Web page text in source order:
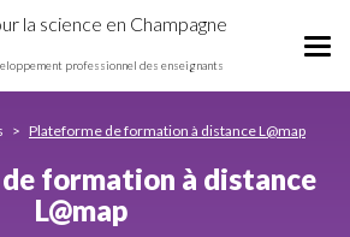
la science en Champagne
professionnel des enseignants
Plateforme de formation à distance L@map
formation à distance
L@map